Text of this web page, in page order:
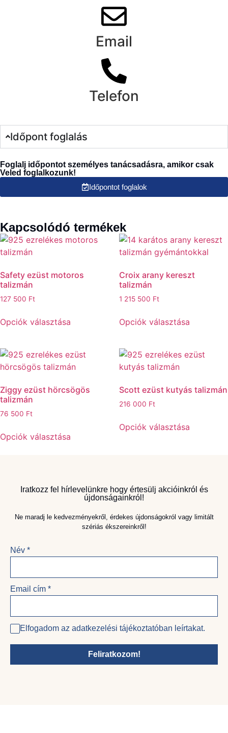
Email
Telefon
Időpont foglalás
Foglalj időpontot személyes tanácsadásra, amikor csak
Veled foglalkozunk!
Időpontot foglalok
Kapcsolódó termékek
Safety ezüst motoros
talizmán
127 500 Ft
Opciók választása
Croix arany kereszt
talizmán
1 215 500 Ft
Opciók választása
Ziggy ezüst hörcsögös
talizmán
76 500 Ft
Opciók választása
Scott ezüst kutyás talizmán
216 000 Ft
Opciók választása
Iratkozz fel hírlevelünkre hogy értesülj akcióinkról és
újdonságainkról!
Ne maradj le kedvezményekről, érdekes újdonságokról vagy limitált
szériás ékszereinkről!
Név *
Email cím *
Elfogadom az adatkezelési tájékoztatóban leírtakat.
Feliratkozom!